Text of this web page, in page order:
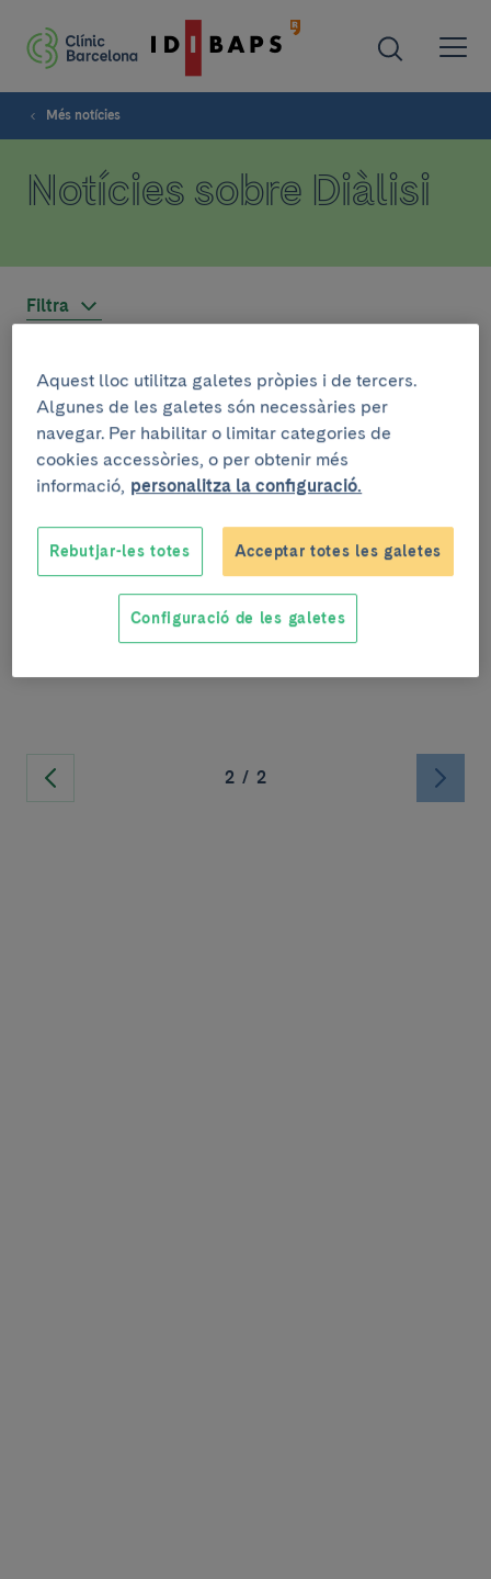
Més notícies
Notícies sobre Diàlisi
Filtra
ASSISTÈNCIA
11 de març de 2021
El Clínic celebra el dia mundial del
ronyó fent una aposta en la
participació dels pacients
L’Hospital Clínic de Barcelona celebra aquest
dijous el Dia Mundial del ronyó fent una clara
aposta amb diverses accions en
les quals el pacient é...
2 / 2
Aquest lloc utilitza galetes pròpies i de tercers.
Algunes de les galetes són necessàries per
navegar. Per habilitar o limitar categories de
cookies accessòries, o per obtenir més
informació, personalitza la configuració.
Rebutjar-les totes Acceptar totes les galetes
Configuració de les galetes